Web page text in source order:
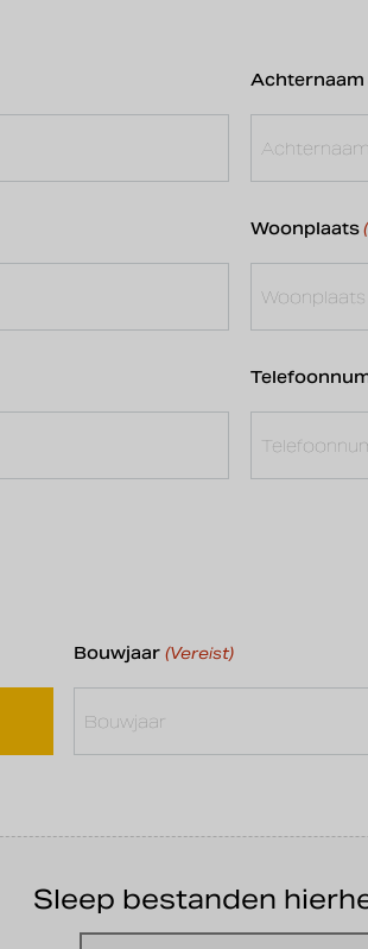
Achternaam
Woonplaats
Bouwjaar (Vereist)
Sleep bestanden